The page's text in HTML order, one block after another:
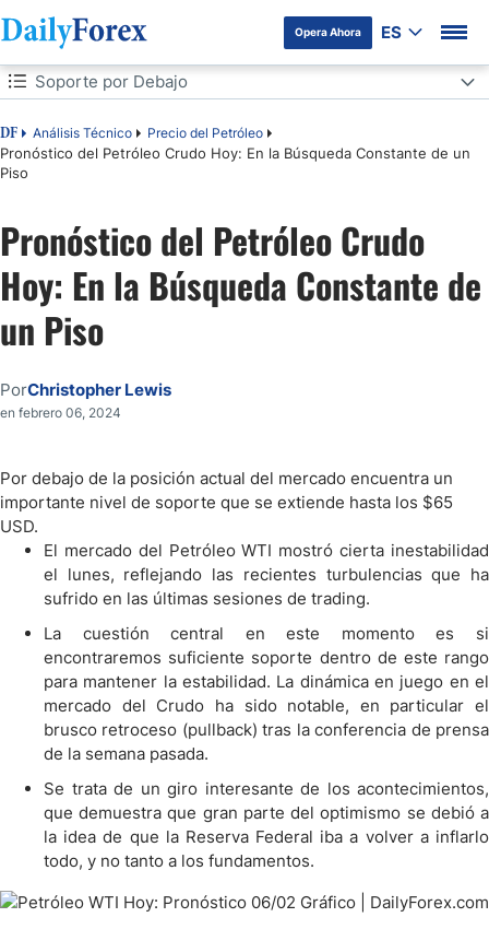
Opera Ahora ES
Tabla de contenidos
DF Análisis Técnico Precio del Petróleo
Pronóstico del Petróleo Crudo Hoy: En la Búsqueda Constante de un
Piso
Soporte por Debajo
Soporte por Debajo
Pronóstico del Petróleo Crudo
Hoy: En la Búsqueda Constante de
un Piso
PorChristopher Lewis
en febrero 06, 2024
Por debajo de la posición actual del mercado encuentra un
importante nivel de soporte que se extiende hasta los $65
USD.
El mercado del Petróleo WTI mostró cierta inestabilidad
el lunes, reflejando las recientes turbulencias que ha
sufrido en las últimas sesiones de trading.
La cuestión central en este momento es si
encontraremos suficiente soporte dentro de este rango
para mantener la estabilidad. La dinámica en juego en el
mercado del Crudo ha sido notable, en particular el
brusco retroceso (pullback) tras la conferencia de prensa
de la semana pasada.
Se trata de un giro interesante de los acontecimientos,
que demuestra que gran parte del optimismo se debió a
la idea de que la Reserva Federal iba a volver a inflarlo
todo, y no tanto a los fundamentos.